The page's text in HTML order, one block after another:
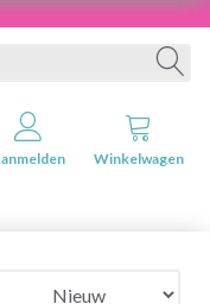
Winkelwagen